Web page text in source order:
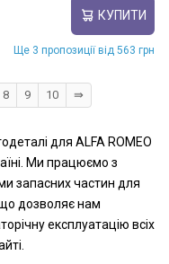
КУПИТИ
Ще 3 пропозиції від 563 грн
8 9 10 ⇛
для ALFA ROMEO
Ми працюємо з
запасних частин для
що дозволяє нам
експлуатацію всіх